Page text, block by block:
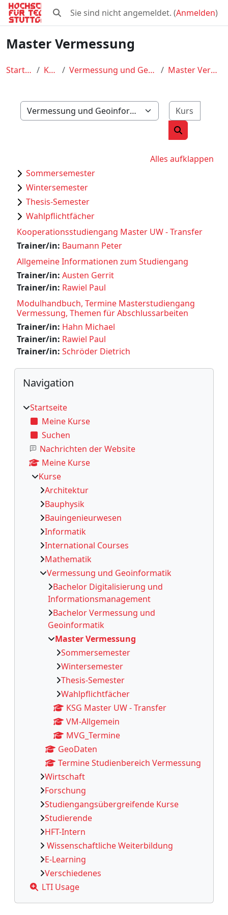
Zum Hauptinhalt
Sucheingabe umschalten
Sie sind nicht angemeldet. (Anmelden)
Master Vermessung
Startseite Kurse Vermessung und Geoinformatik Master Vermessung
Kursbereiche
Kurse
Alles aufklappen
Sommersemester
Wintersemester
Thesis-Semester
Wahlpflichtfächer
Kooperationsstudiengang Master UW - Transfer
Trainer/in: Baumann Peter
Allgemeine Informationen zum Studiengang
Trainer/in: Austen Gerrit
Trainer/in: Rawiel Paul
Modulhandbuch, Termine Masterstudiengang
Vermessung, Themen für Abschlussarbeiten
Trainer/in: Hahn Michael
Trainer/in: Rawiel Paul
Trainer/in: Schröder Dietrich
Blöcke
Navigation überspringen
Navigation
Startseite
Meine Kurse
Suchen
Nachrichten der Website
Meine Kurse
Kurse
Architektur
Bauphysik
Bauingenieurwesen
Informatik
International Courses
Mathematik
Vermessung und Geoinformatik
Bachelor Digitalisierung und
Informationsmanagement
Bachelor Vermessung und
Geoinformatik
Master Vermessung
Sommersemester
Wintersemester
Thesis-Semester
Wahlpflichtfächer
KSG Master UW - Transfer
VM-Allgemein
MVG_Termine
GeoDaten
Termine Studienbereich Vermessung
Wirtschaft
Forschung
Studiengangsübergreifende Kurse
Studierende
HFT-Intern
Wissenschaftliche Weiterbildung
E-Learning
Verschiedenes
LTI Usage